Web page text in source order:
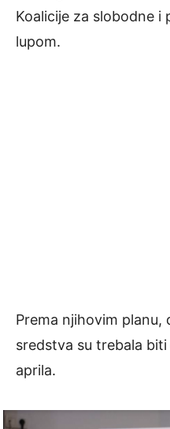
Koalicije za slobodne i
lupom.
Prema njihovim planu,
sredstva su trebala
aprila.